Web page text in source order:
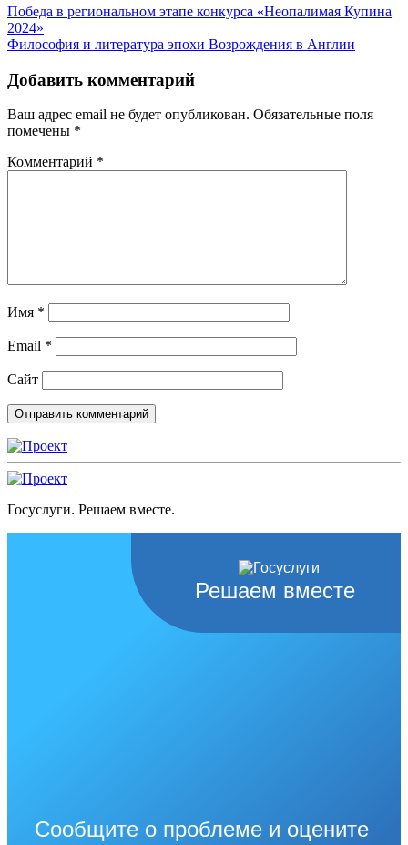
Навигация
по
Победа в региональном этапе конкурса «Неопалимая Купина
2024»
Философия и литература эпохи Возрождения в Англии
Добавить комментарий
Ваш адрес email не будет опубликован. Обязательные поля
помечены *
Комментарий *
Имя *
Email *
Сайт
Госуслуги. Решаем вместе.
Решаем вместе
Сообщите о проблеме и оцените